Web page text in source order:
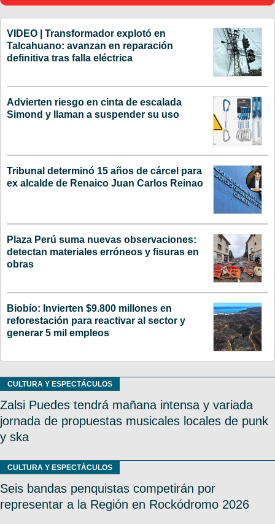
VIDEO | Transformador explotó en
Talcahuano: avanzan en reparación
definitiva tras falla eléctrica
Advierten riesgo en cinta de escalada
Simond y llaman a suspender su uso
Tribunal determinó 15 años de cárcel para
ex alcalde de Renaico Juan Carlos Reinao
Plaza Perú suma nuevas observaciones:
detectan materiales erróneos y fisuras en
obras
Biobío: Invierten $9.800 millones en
reforestación para reactivar al sector y
generar 5 mil empleos
CULTURA Y ESPECTÁCULOS
Zalsi Puedes tendrá mañana intensa y variada
jornada de propuestas musicales locales de punk
y ska
CULTURA Y ESPECTÁCULOS
Seis bandas penquistas competirán por
representar a la Región en Rockódromo 2026